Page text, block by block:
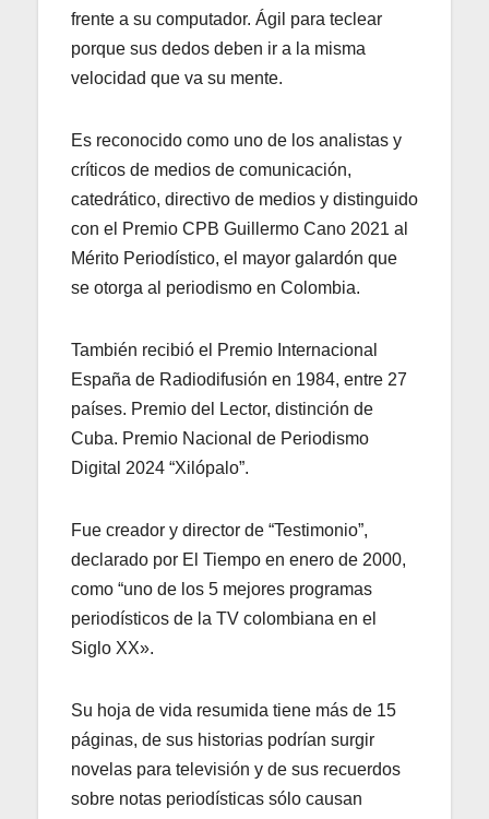
frente a su computador. Ágil para teclear
porque sus dedos deben ir a la misma
velocidad que va su mente.
Es reconocido como uno de los analistas y
críticos de medios de comunicación,
catedrático, directivo de medios y distinguido
con el Premio CPB Guillermo Cano 2021 al
Mérito Periodístico, el mayor galardón que
se otorga al periodismo en Colombia.
También recibió el Premio Internacional
España de Radiodifusión en 1984, entre 27
países. Premio del Lector, distinción de
Cuba. Premio Nacional de Periodismo
Digital 2024 “Xilópalo”.
Fue creador y director de “Testimonio”,
declarado por El Tiempo en enero de 2000,
como “uno de los 5 mejores programas
periodísticos de la TV colombiana en el
Siglo XX».
Su hoja de vida resumida tiene más de 15
páginas, de sus historias podrían surgir
novelas para televisión y de sus recuerdos
sobre notas periodísticas sólo causan